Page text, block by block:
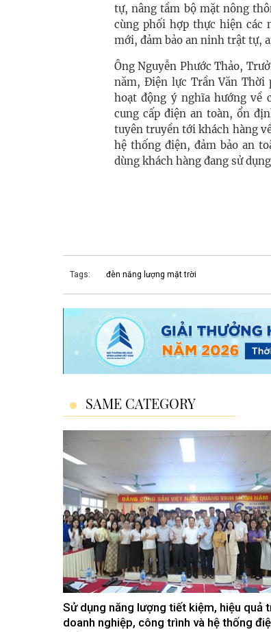
tự, nâng tầm bộ mặt nông
cùng phối hợp thực hiện
mới, đảm bảo an ninh trật tự,
Ông Nguyễn Phước Thảo,
năm, Ðiện lực Trần Văn
hoạt động ý nghĩa hướng về
cung cấp điện an toàn, ổn
tuyên truyền tới khách hàng
hệ thống điện, đảm bảo an
dùng khách hàng đang sử
Tags: đèn năng lượng mặt trời
SAME CATEGORY
Sử dụng năng lượng tiết kiệm, hiệu quả
doanh nghiệp, công trình và hệ thống